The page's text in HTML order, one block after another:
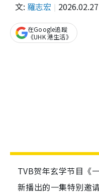
文: 羅志宏 2026.02.27
在Google追蹤
《UHK 港生活》
TVB贺年玄学节目《
新播出的一集特别邀